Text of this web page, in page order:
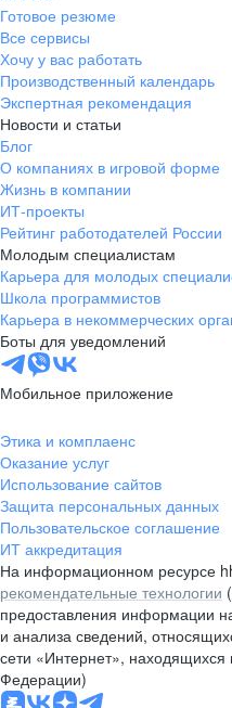
Готовое резюме
Все сервисы
Хочу у вас работать
Производственный календарь
Экспертная рекомендация
Новости и статьи
Блог
О компаниях в игровой форме
Жизнь в компании
ИТ-проекты
Рейтинг работодателей России
Молодым специалистам
Карьера для молодых
Школа программистов
Карьера в некоммерческих
Боты для уведомлений
Мобильное приложение
Этика и комплаенс
Оказание услуг
Использование сайтов
Защита персональных данных
Пользовательское соглашение
ИТ аккредитация
На информационном ресурсе
рекомендательные технологии
предоставления информации
и анализа сведений,
сети «Интернет», находящихся
Федерации)